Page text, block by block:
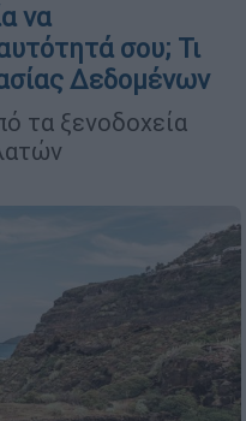
να
σου; Τι
Δεδομένων
τα ξενοδοχεία